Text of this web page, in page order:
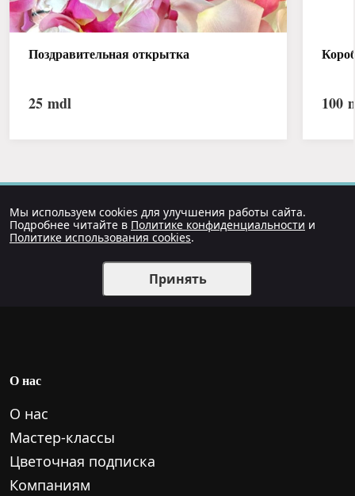
Поздравительная открытка
25 mdl 100
Мы используем cookies для улучшения работы сайта.
Подробнее читайте в Политике конфиденциальности и
Политике использования cookies.
Принять
О нас
О нас
Мастер-классы
Цветочная подписка
Компаниям